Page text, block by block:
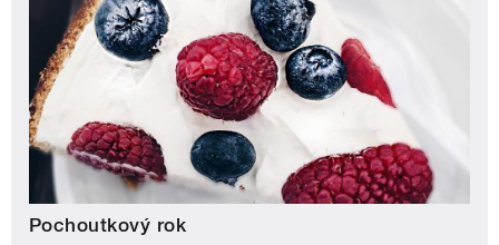
Pochoutkový rok